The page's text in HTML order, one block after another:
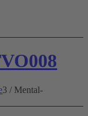
3 / Mental-